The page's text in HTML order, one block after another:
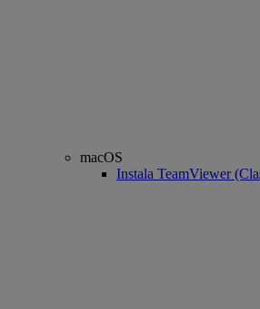
macOS
Instala TeamViewer